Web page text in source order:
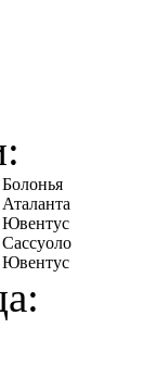
Болонья
Аталанта
Ювентус
Сассуоло
Ювентус